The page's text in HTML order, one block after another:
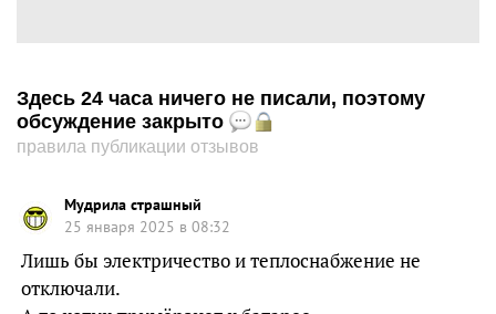
Здесь 24 часа ничего не писали, поэтому
обсуждение закрыто
правила публикации отзывов
Мудрила страшный
25 января 2025 в 08:32
Лишь бы электричество и теплоснабжение не
отключали.